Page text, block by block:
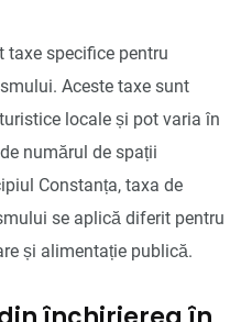
taxe specifice pentru
Aceste taxe sunt
locale și pot varia în
numărul de spații
Constanța, taxa de
se aplică diferit pentru
și alimentație publică.